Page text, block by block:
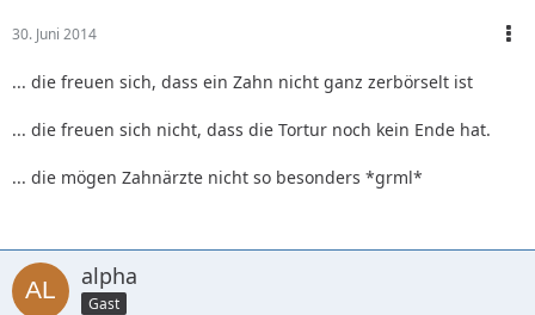
30. Juni 2014
... die freuen sich, dass ein Zahn nicht ganz zerbörselt ist
... die freuen sich nicht, dass die Tortur noch kein Ende hat.
... die mögen Zahnärzte nicht so besonders *grml*
alpha
Gast